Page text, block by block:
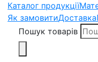
Каталог продукції
Як замовитиДоставка
Пошук товарів